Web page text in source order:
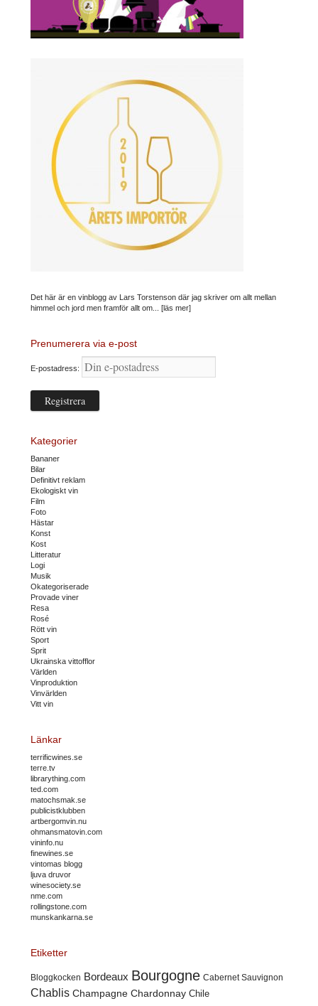
Det här är en vinblogg av Lars Torstenson där jag skriver om allt mellan
himmel och jord men framför allt om... [läs mer]
Prenumerera via e-post
E-postadress:
Kategorier
Bananer
Bilar
Definitivt reklam
Ekologiskt vin
Film
Foto
Hästar
Konst
Kost
Litteratur
Logi
Musik
Okategoriserade
Provade viner
Resa
Rosé
Rött vin
Sport
Sprit
Ukrainska vittofflor
Världen
Vinproduktion
Vinvärlden
Vitt vin
Länkar
terrificwines.se
terre.tv
librarything.com
ted.com
matochsmak.se
publicistklubben
artbergomvin.nu
ohmansmatovin.com
vininfo.nu
finewines.se
vintomas blogg
ljuva druvor
winesociety.se
nme.com
rollingstone.com
munskankarna.se
Etiketter
Bloggkocken Bordeaux Bourgogne Cabernet Sauvignon
Chablis Champagne Chardonnay Chile